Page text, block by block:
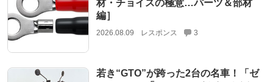
材・チョイスの極意…パーツ＆部材
編］
2026.08.09 レスポンス 3
若き“GTO”が跨った2台の名車！「ゼ